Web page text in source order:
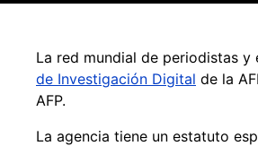
La red mundial de periodistas
de Investigación Digital de la
AFP.
La agencia tiene un estatuto